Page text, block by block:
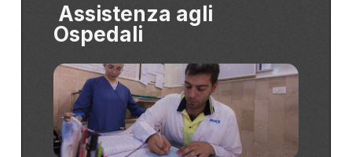
Assistenza agli
Ospedali